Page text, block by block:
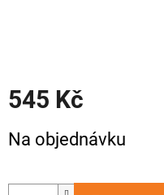
545 Kč
cena:
Na objednávku